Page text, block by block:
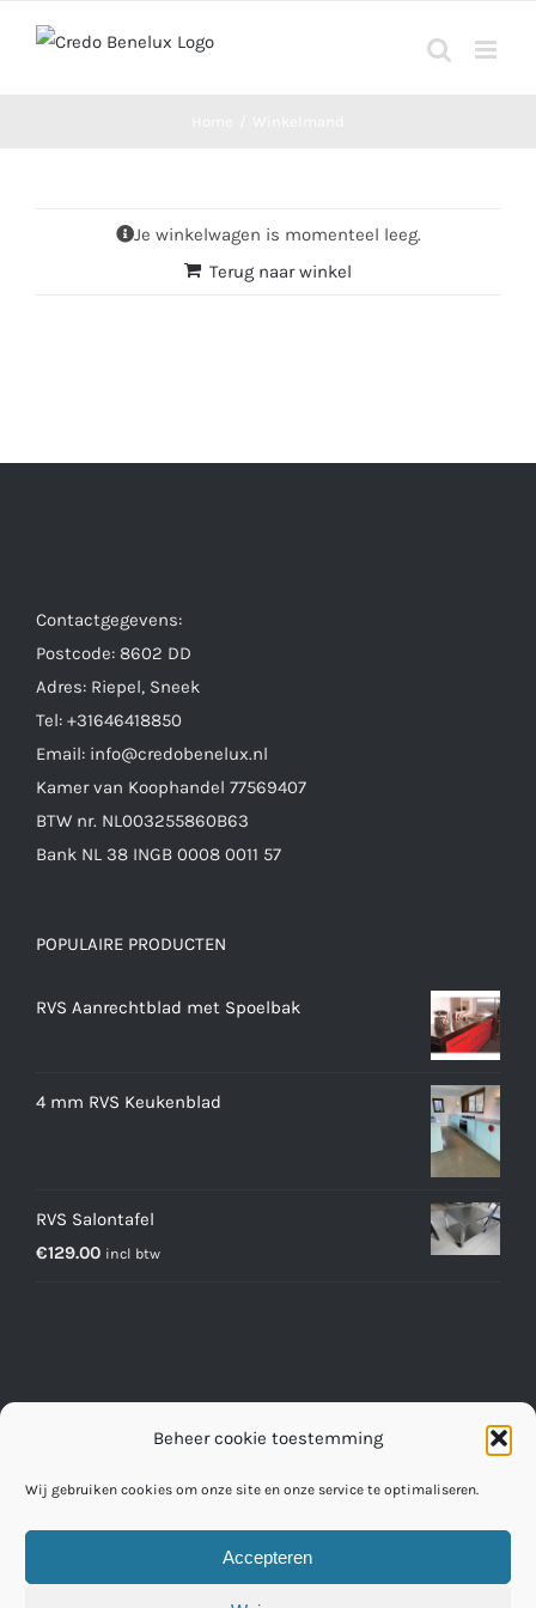
Beheer cookie toestemming
Wij gebruiken cookies om onze site en onze service te optimaliseren.
Accepteren
Je winkelwagen is momenteel leeg.
Terug naar winkel
Contactgegevens:
Postcode: 8602 DD
Adres: Riepel, Sneek
Tel: +31646418850
Email: info@credobenelux.nl
Kamer van Koophandel 77569407
BTW nr. NL003255860B63
Bank NL 38 INGB 0008 0011 57
POPULAIRE PRODUCTEN
RVS Aanrechtblad met Spoelbak
4 mm RVS Keukenblad
RVS Salontafel
€129.00 incl btw